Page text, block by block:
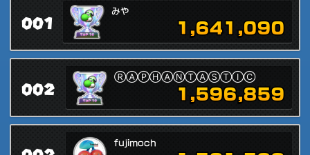
001
みや
1,641,090
002
ⓇⒶⓅⒽⒶⓃⓉⒶⓈⓉⒾⒸ
1,596,859
fujimoch